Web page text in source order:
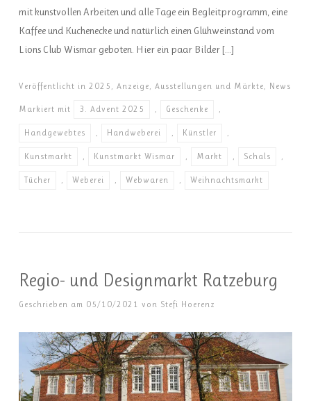
mit kunstvollen Arbeiten und alle Tage ein Begleitprogramm, eine
Kaffee und Kuchenecke und natürlich einen Glühweinstand vom
Lions Club Wismar geboten. Hier ein paar Bilder […]
Veröffentlicht in 2025 , Anzeige, Ausstellungen und Märkte, News
Markiert mit 3. Advent 2025 , Geschenke ,
Handgewebtes , Handweberei , Künstler ,
Kunstmarkt , Kunstmarkt Wismar , Markt , Schals ,
Tücher , Weberei , Webwaren , Weihnachtsmarkt
Regio- und Designmarkt Ratzeburg
Geschrieben am 05/10/2021 von Stefi Hoerenz